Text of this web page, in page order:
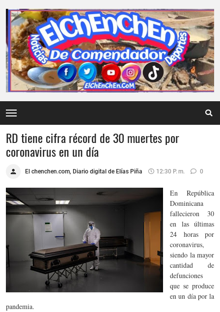
RD tiene cifra récord de 30 muertes por
coronavirus en un día
El chenchen.com, Diario digital de Elías Piña 12:30 P. M. 0
En República
Dominicana
fallecieron 30
en las últimas
24 horas por
coronavirus,
siendo la mayor
cantidad de
defunciones
que se produce
en un día por la
pandemia.